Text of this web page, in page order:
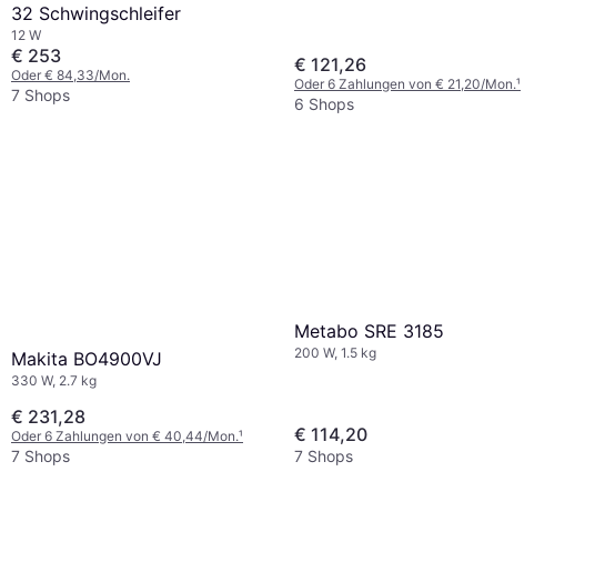
32 Schwingschleifer
12 W
€ 253
Oder € 84,33/Mon.
7 Shops
€ 121,26
Oder 6 Zahlungen von € 21,20/Mon.¹
6 Shops
Makita BO4900VJ
330 W, 2.7 kg
€ 231,28
Oder 6 Zahlungen von € 40,44/Mon.¹
7 Shops
Metabo SRE 3185
200 W, 1.5 kg
€ 114,20
7 Shops